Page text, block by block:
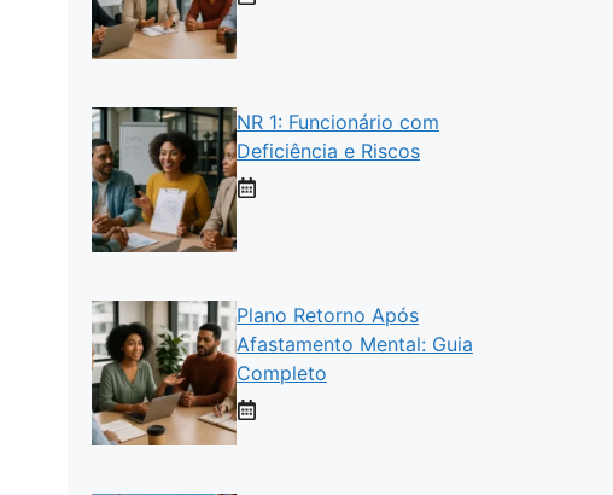
NR 1: Funcionário com
Deficiência e Riscos
Plano Retorno Após
Afastamento Mental: Guia
Completo